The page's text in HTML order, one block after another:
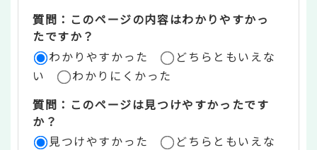
リ
ア
質問：このページの内容はわかりやすかっ
たですか？
わかりやすかった
どちらともいえな
い
わかりにくかった
質問：このページは見つけやすかったです
か？
見つけやすかった
どちらともいえな